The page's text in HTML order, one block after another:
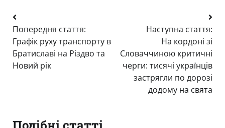
Навігація
записів
Попередня стаття:
Графік руху транспорту в
Братиславі на Різдво та
Новий рік
Наступна стаття:
На кордоні зі
Словаччиною критичні
черги: тисячі українців
застрягли по дорозі
додому на свята